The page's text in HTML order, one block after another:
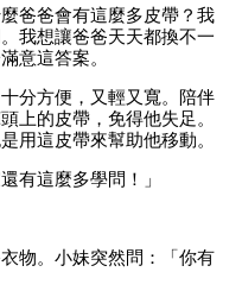
爸爸會有這麼多皮帶？我
我想讓爸爸天天都換不一
意這答案。
分方便，又輕又寬。陪伴
上的皮帶，免得他失足。
用這皮帶來幫助他移動。
有這麼多學問！」
物。小妹突然問：「你有